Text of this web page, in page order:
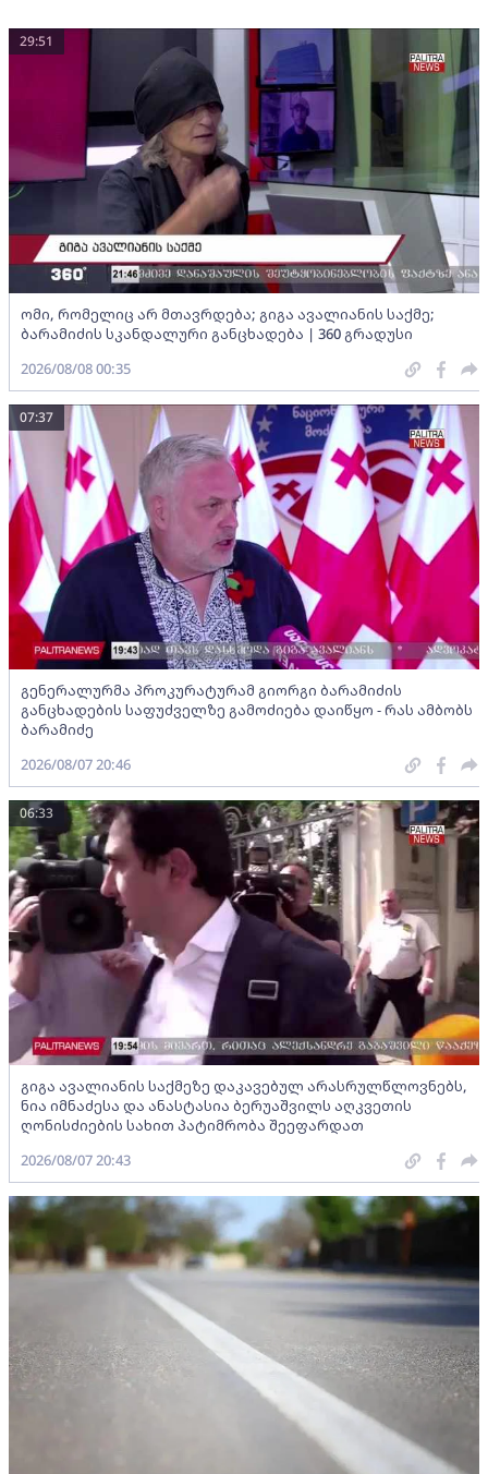
ომი, რომელიც არ მთავრდება; გიგა ავალიანის საქმე;
ბარამიძის სკანდალური განცხადება | 360 გრადუსი
29:51
2026/08/08 00:35
გენერალურმა პროკურატურამ გიორგი ბარამიძის
განცხადების საფუძველზე გამოძიება დაიწყო - რას ამბობს
ბარამიძე
07:37
2026/08/07 20:46
გიგა ავალიანის საქმეზე დაკავებულ არასრულწლოვნებს,
ნია იმნაძესა და ანასტასია ბერუაშვილს აღკვეთის
ღონისძიების სახით პატიმრობა შეეფარდათ
06:33
2026/08/07 20:43